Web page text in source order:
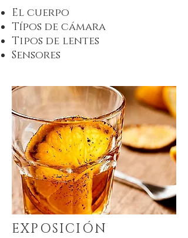
El cuerpo
​Típos de cámara
Tipos de lentes
Sensores
EXPOSICIÓN